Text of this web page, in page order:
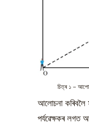
চিত্ৰ ১ –
আলোচনা কৰিবলৈ
পৰ্যৱেক্ষকৰ লগত